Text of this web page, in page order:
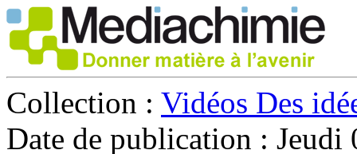
Collection : Vidéos Des
Date de publication : Jeudi